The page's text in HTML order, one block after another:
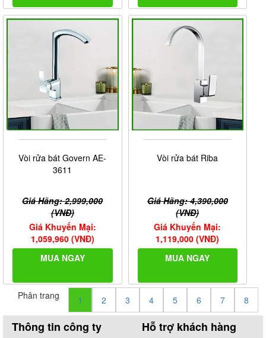
Vòi rửa bát Govern AE-
3611
Giá Hãng: 2,999,000
(VNĐ)
Giá Khuyến Mại:
1,059,960 (VNĐ)
MUA NGAY
Vòi rửa bát Riba
Giá Hãng: 4,390,000
(VNĐ)
Giá Khuyến Mại:
1,119,000 (VNĐ)
MUA NGAY
Phân trang 1 2 3 4 5 6 7 8
Thông tin công ty Hỗ trợ khách hàng